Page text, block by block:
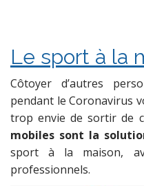
Le sport à la
Côtoyer d’autres
pendant le Coronavirus
trop envie de sortir de
mobiles sont la
sport à la maison,
professionnels.